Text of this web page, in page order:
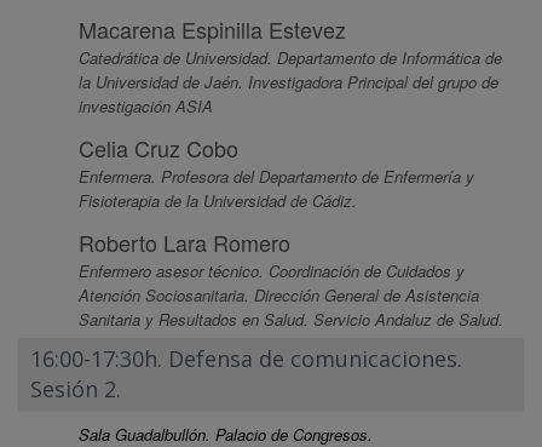
Macarena Espinilla Estevez
Catedrática de Universidad. Departamento de Informática de
la Universidad de Jaén. Investigadora Principal del grupo de
investigación ASIA
Celia Cruz Cobo
Enfermera. Profesora del Departamento de Enfermería y
Fisioterapia de la Universidad de Cádiz.
Roberto Lara Romero
Enfermero asesor técnico. Coordinación de Cuidados y
Atención Sociosanitaria. Dirección General de Asistencia
Sanitaria y Resultados en Salud. Servicio Andaluz de Salud.
16:00-17:30h. Defensa de comunicaciones.
Sesión 2.
Sala Guadalbullón. Palacio de Congresos.